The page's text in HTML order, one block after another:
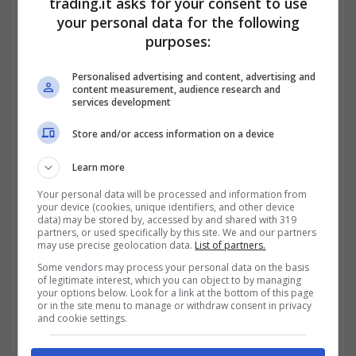
lavorare, che siano donne e abbiano una
invalidità almeno al 80%.
Pensione anticipata ai 56 anni; in
Italia non è una fortuna
your personal data for the following
purposes:
Personalised advertising and content, advertising and
content measurement, audience research and
services development
Store and/or access information on a device
Learn more
Your personal data will be processed and information from
your device (cookies, unique identifiers, and other device
data) may be stored by, accessed by and shared with 319
partners, or used specifically by this site. We and our partners
may use precise geolocation data. List of partners.
Some vendors may process your personal data on the basis
of legitimate interest, which you can object to by managing
your options below. Look for a link at the bottom of this page
or in the site menu to manage or withdraw consent in privacy
and cookie settings.